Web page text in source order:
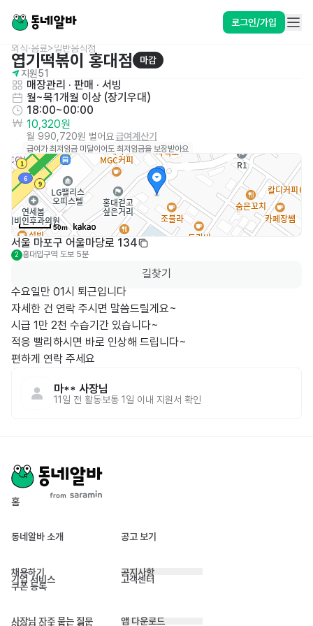
로그인/가입
외식·음료>일반음식점
엽기떡볶이 홍대점
마감
지원51
매장관리 · 판매 · 서빙
월~목1개월 이상 (장기우대)
18:00~00:00
10,320원
월 990,720원 벌어요급여계산기
급여가 최저임금 미달이어도 최저임금을 보장받아요
50m
서울 마포구 어울마당로 134
2 홍대입구역 도보 5분
길찾기
수요일만 01시 퇴근입니다
자세한 건 연락 주시면 말씀드릴게요~
시급 1만 2천 수습기간 있습니다~
적응 빨리하시면 바로 인상해 드립니다~
편하게 연락 주세요
마** 사장님
11일 전 활동보통 1일 이내 지원서 확인
홈
동네알바 소개 공고 보기
채용하기
기업 서비스
쿠폰 등록
공지사항
고객센터
사장님 자주 묻는 질문 앱 다운로드